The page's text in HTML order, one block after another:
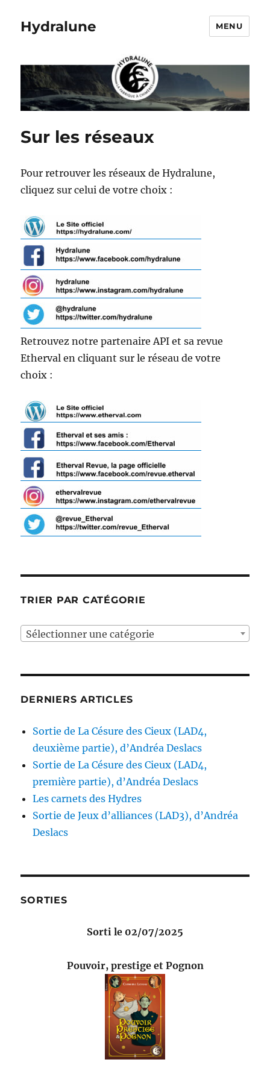
Hydralune MENU
Sur les réseaux
Pour retrouver les réseaux de Hydralune,
cliquez sur celui de votre choix :
Retrouvez notre partenaire API et sa revue
Etherval en cliquant sur le réseau de votre
choix :
TRIER PAR CATÉGORIE
Sélectionner une catégorie
DERNIERS ARTICLES
Sortie de La Césure des Cieux (LAD4,
deuxième partie), d’Andréa Deslacs
Sortie de La Césure des Cieux (LAD4,
première partie), d’Andréa Deslacs
Les carnets des Hydres
Sortie de Jeux d’alliances (LAD3), d’Andréa
Deslacs
SORTIES
Sorti le 02/07/2025
Pouvoir, prestige et Pognon